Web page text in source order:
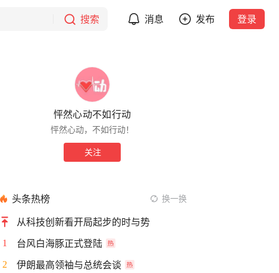
搜索 消息 发布 登录
怦然心动不如行动
怦然心动，不如行动！
关注
头条热榜 换一换
从科技创新看开局起步的时与势
1 台风白海豚正式登陆
2 伊朗最高领袖与总统会谈